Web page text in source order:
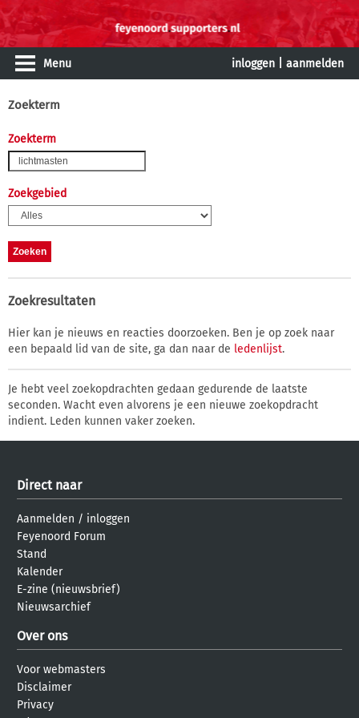
Menu inloggen aanmelden
Zoekterm
Zoekterm
Zoekgebied
Zoekresultaten
Hier kan je nieuws en reacties doorzoeken. Ben je op zoek naar
een bepaald lid van de site, ga dan naar de ledenlijst.
Je hebt veel zoekopdrachten gedaan gedurende de laatste
seconden. Wacht even alvorens je een nieuwe zoekopdracht
indient. Leden kunnen vaker zoeken.
Direct naar
Aanmelden / inloggen
Feyenoord Forum
Stand
Kalender
E-zine (nieuwsbrief)
Nieuwsarchief
Over ons
Voor webmasters
Disclaimer
Privacy